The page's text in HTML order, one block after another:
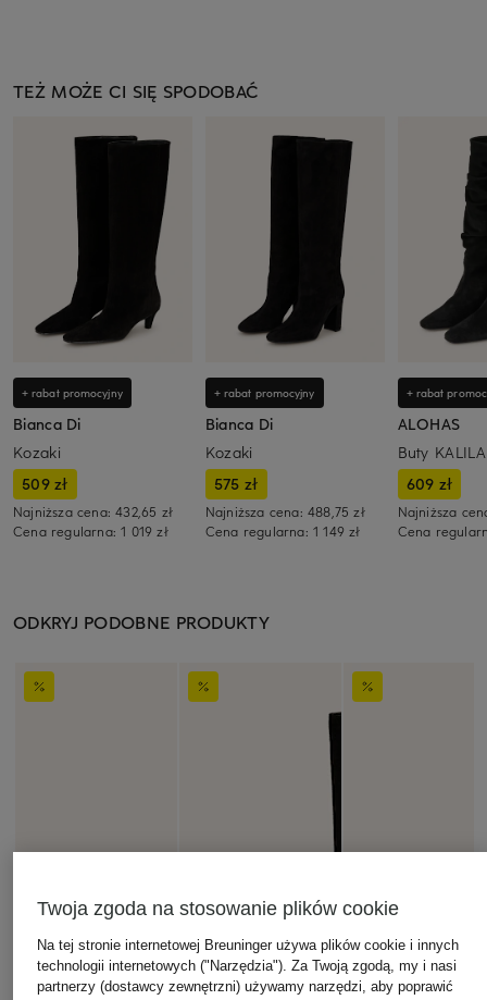
TEŻ MOŻE CI SIĘ SPODOBAĆ
+ rabat promocyjny
Bianca Di
Kozaki
509 zł
Najniższa cena:432,65 zł
Cena regularna:1 019 zł
+ rabat promocyjny
Bianca Di
Kozaki
575 zł
Najniższa cena: 488,75 zł
Cena regularna: 1 149 zł
+ rabat
ALOHAS
Buty KALILA
609 zł
Najniższa
Cena
ODKRYJ PODOBNE PRODUKTY
Twoja zgoda na stosowanie plików cookie
Na tej stronie internetowej Breuninger używa plików cookie i innych
technologii internetowych ("Narzędzia"). Za Twoją zgodą, my i nasi
partnerzy (dostawcy zewnętrzni) używamy narzędzi, aby poprawić